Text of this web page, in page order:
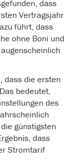
dass
Vertragsjahr
führt, dass
ohne Boni und
dass die ersten
bedeutet,
des
günstigsten
dass
Stromtarif